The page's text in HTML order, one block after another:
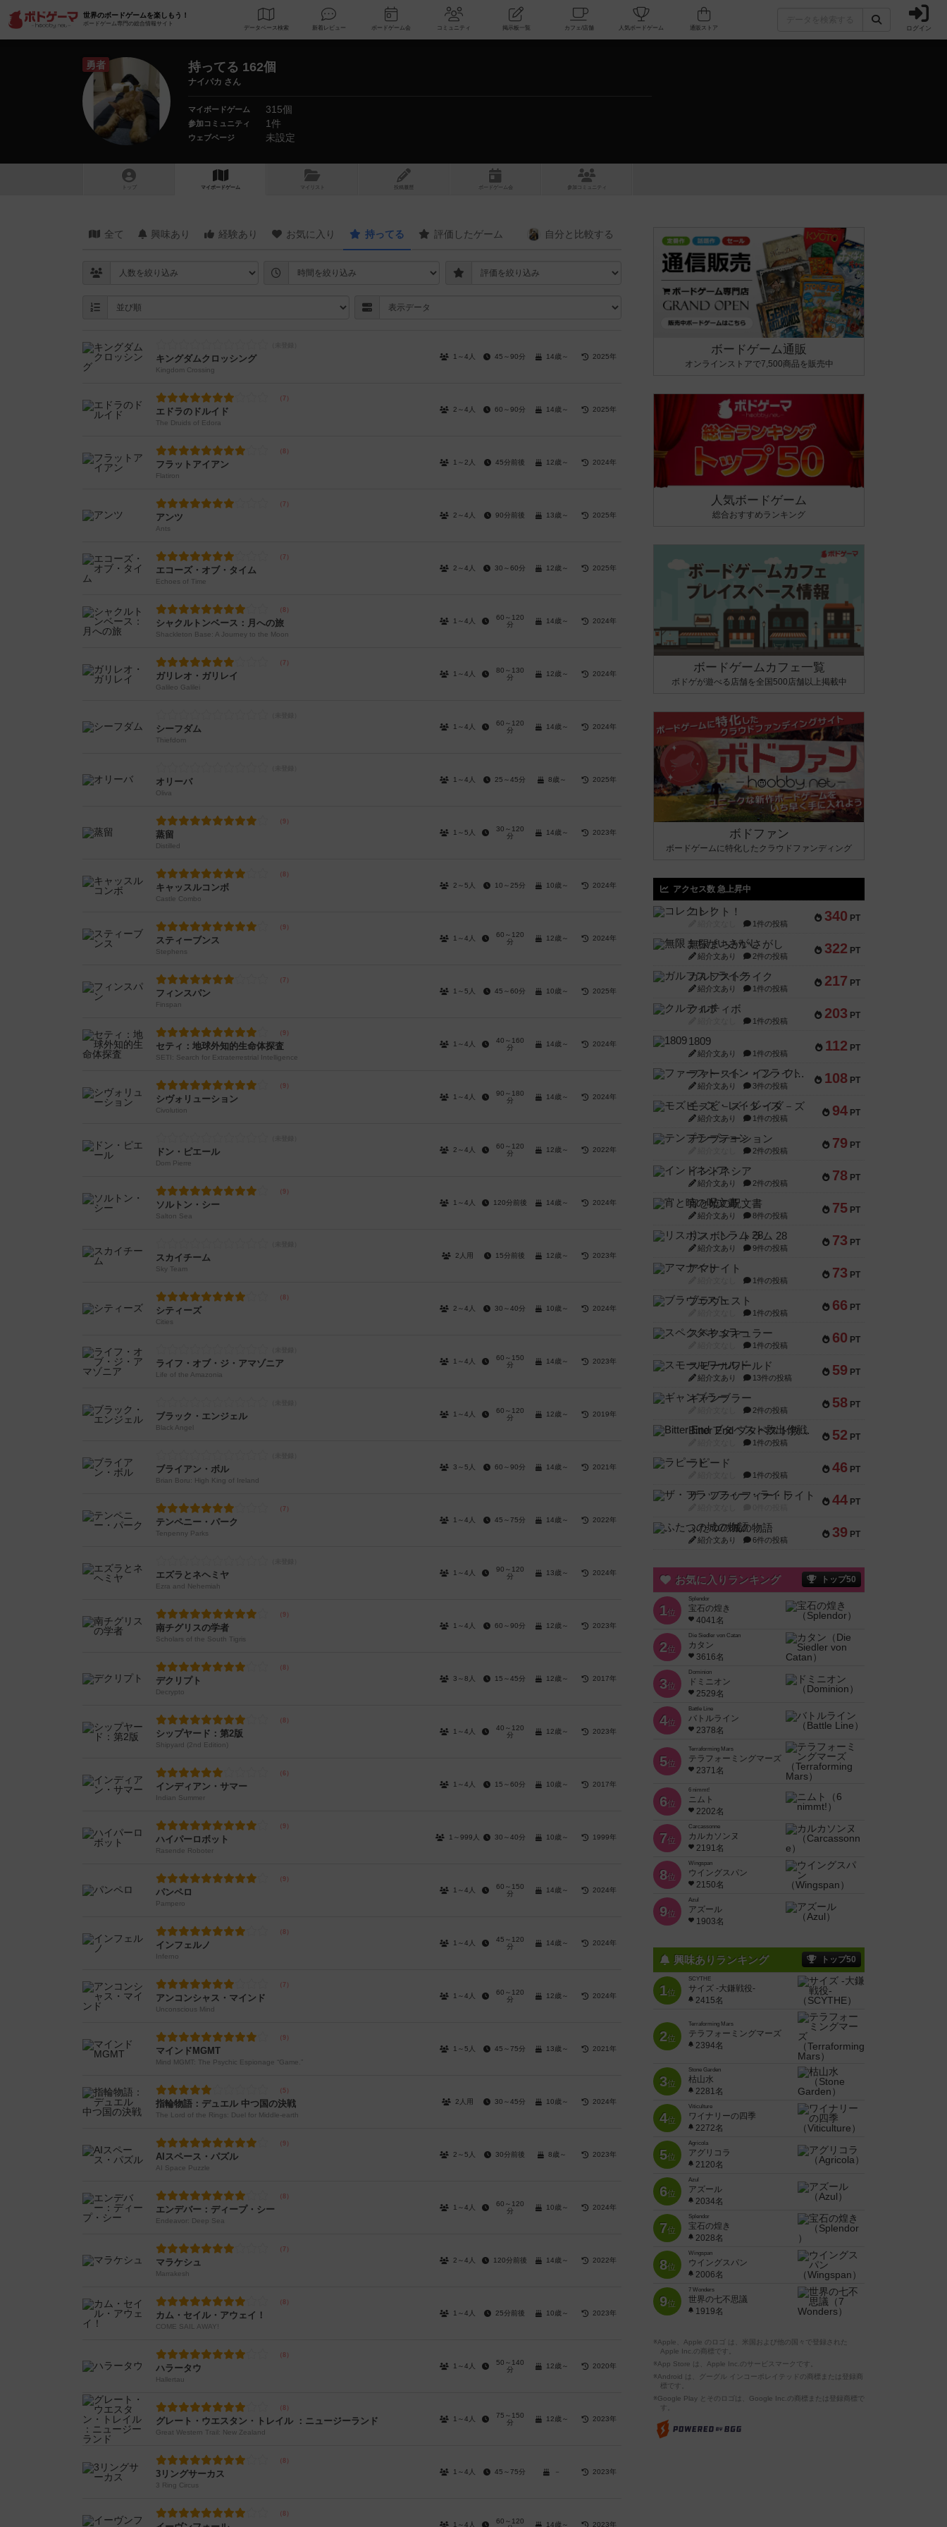
世界のボードゲームを楽しもう！
ボードゲーム専門の総合情報サイト
データベース 検索 新着レビュー ボードゲーム会 コミュニティ 掲示板一覧 カフェ/店舗 人気ボードゲーム ログイン
勇者 持ってる 162個
ナイパカ さん
マイボードゲーム 315個
参加コミュニティ 1件
ウェブページ 未設定
トップ マイボードゲーム マイリスト 投稿履歴 ボ ドゲ ーム コミュニティ
全て 興味あり 経験あり お気に入り 持ってる 評価したゲーム 自分と 比較する
キングダムクロッシング
Kingdom Crossing
1～4人 45～90分 14歳～ 2025年
エドラのドルイド
The Druids of Edora
2～4人 60～90分 14歳～ 2025年
フラットアイアン
Flatiron
1～2人 45分前後 12歳～ 2024年
アンツ
Ants
2～4人 90分前後 13歳～ 2025年
エコーズ・オブ・タイム
Echoes of Time
2～4人 30～60分 12歳～ 2025年
シャクルトンベース：月への旅
Shackleton Base: A Journey to the Moon
1～4人
60～120
分
14歳～ 2024年
ガリレオ・ガリレイ
Galileo Galilei
1～4人
80～130
分
12歳～ 2024年
シーフダム
Thiefdom
1～4人
60～120
分
14歳～ 2024年
オリーバ
Oliva
1～4人 25～45分 8歳～ 2025年
蒸留
Distilled
1～5人
30～120
分
14歳～ 2023年
キャッスルコンボ
Castle Combo
2～5人 10～25分 10歳～ 2024年
スティーブンス
Stephens
1～4人
60～120
分
12歳～ 2024年
フィンスパン
Finspan
1～5人 45～60分 10歳～ 2025年
セティ：地球外知的生命体探査
SETI: Search for Extraterrestrial Intelligence
1～4人
40～160
分
14歳～ 2024年
シヴォリューション
Civolution
1～4人
90～180
分
14歳～ 2024年
ドン・ピエール
Dom Pierre
2～4人
60～120
分
12歳～ 2022年
ソルトン・シー
Salton Sea
1～4人 120分前後 14歳～ 2024年
スカイチーム
Sky Team
2人用 15分前後 12歳～ 2023年
シティーズ
Cities
2～4人 30～40分 10歳～ 2024年
ライフ・オブ・ジ・アマゾニア
Life of the Amazonia
1～4人
60～150
分
14歳～ 2023年
ブラック・エンジェル
Black Angel
1～4人
60～120
分
12歳～ 2019年
ブライアン・ボル
Brian Boru: High King of Ireland
3～5人 60～90分 14歳～ 2021年
テンペニー・パーク
Tenpenny Parks
1～4人 45～75分 14歳～ 2022年
エズラとネヘミヤ
Ezra and Nehemiah
1～4人
90～120
分
13歳～ 2024年
南チグリスの学者
Scholars of the South Tigris
1～4人 60～90分 12歳～ 2023年
デクリプト
Decrypto
3～8人 15～45分 12歳～ 2017年
シップヤード：第2版
Shipyard (2nd Edition)
1～4人
40～120
分
12歳～ 2023年
インディアン・サマー
Indian Summer
1～4人 15～60分 10歳～ 2017年
ハイパーロボット
Rasende Roboter
1～999人 30～40分 10歳～ 1999年
パンペロ
Pampero
1～4人
60～150
分
14歳～ 2024年
インフェルノ
Inferno
1～4人
45～120
分
14歳～ 2024年
アンコンシャス・マインド
Unconscious Mind
1～4人
60～120
分
12歳～ 2024年
マインドMGMT
Mind MGMT: The Psychic Espionage “Game.”
1～5人 45～75分 13歳～ 2021年
指輪物語：デュエル 中つ国の決戦
The Lord of the Rings: Duel for Middle-earth
2人用 30～45分 10歳～ 2024年
AIスペース・パズル
AI Space Puzzle
2～5人 30分前後 8歳～ 2023年
エンデバー：ディープ・シー
Endeavor: Deep Sea
1～4人
60～120
分
10歳～ 2024年
マラケシュ
Marrakesh
2～4人 120分前後 14歳～ 2022年
カム・セイル・アウェイ！
COME SAIL AWAY!
1～4人 25分前後 10歳～ 2023年
ハラータウ
Hallertau
1～4人
50～140
分
12歳～ 2020年
グレート・ウエスタン・トレイル ：ニュージーランド
Great Western Trail: New Zealand
1～4人
75～150
分
12歳～ 2023年
3リングサーカス
3 Ring Circus
1～4人 45～75分 － 2023年
1～4人
60～120
14歳～ 2023年
ボードゲーム通販
オンラインストアで7,500商品を販売中
人気ボードゲーム
総合おすすめランキング
ボードゲームカフェ一覧
ボドゲが遊べる店舗を全国500店舗以上掲載中
ボドファン
ボードゲームに特化したクラウドファンディング
アクセス数 急上昇中
340 PT
コレクト！
1件の投稿
322 PT
無限まちがいさがし
紹介文あり 2件の投稿
217 PT
ガルフストライク
紹介文あり 1件の投稿
203 PT
クルティボ
1件の投稿
112 PT
1809
紹介文あり 1件の投稿
108 PT
ファースト・イン・フライト
紹介文あり 3件の投稿
94 PT
モズビ－ズ・レイダ－ズ
紹介文あり 1件の投稿
79 PT
テンプテーション
2件の投稿
78 PT
インドネシア
紹介文あり 2件の投稿
75 PT
宵と暁の呪文書
紹介文あり 8件の投稿
73 PT
リスボン・トラム 28
紹介文あり 9件の投稿
73 PT
アマナイト
1件の投稿
66 PT
ブラヴェスト
1件の投稿
60 PT
スペクタキュラー
1件の投稿
59 PT
スモールワールド
紹介文あり 13件の投稿
58 PT
ギャンブラー
2件の投稿
52 PT
Bitter End ブタペスト救出作戦
1件の投稿
46 PT
ラピード
1件の投稿
44 PT
ザ・フラッフィー・ライト
39 PT
ふたつの城の物語
紹介文あり 6件の投稿
お気に入りランキング トップ50
1位
Splendor
宝石の煌き
4041名
2位
Die Siedler von Catan
カタン
3616名
3位
Dominion
ドミニオン
2529名
4位
Battle Line
バトルライン
2378名
5位
Terraforming Mars
テラフォーミングマーズ
2371名
6位
6 nimmt!
ニムト
2202名
7位
Carcassonne
カルカソンヌ
2191名
8位
Wingspan
ウイングスパン
2150名
9位
Azul
アズール
1903名
興味ありランキング トップ50
1位
SCYTHE
サイズ -大鎌戦役-
2415名
2位
Terraforming Mars
テラフォーミングマーズ
2394名
3位
Stone Garden
枯山水
2281名
4位
Viticulture
ワイナリーの四季
2272名
5位
Agricola
アグリコラ
2120名
6位
Azul
アズール
2034名
7位
Splendor
宝石の煌き
2028名
8位
Wingspan
ウイングスパン
2006名
9位
7 Wonders
世界の七不思議
1919名
※Apple、Apple のロゴ は、米国および他の国々で登録された
Apple Inc.の商標です。
※App Store は、Apple Inc.のサービスマークです。
※Android は、グーグル インコーポレイテッドの商標または登録商
標です。
※Google Play とそのロゴは、Google Inc.の商標または登録商標で
す。